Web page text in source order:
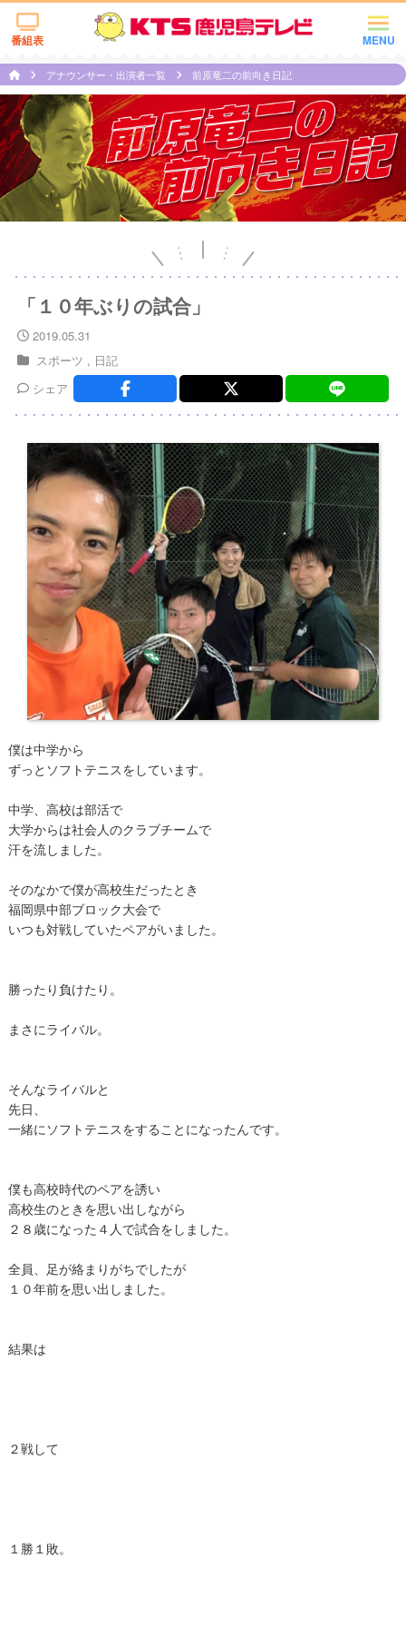
MENU
番組表
アナウンサー・出演者一覧 前原竜二の前向き日記
「１０年ぶりの試合」
2019.05.31
スポーツ
日記
シェア
僕は中学から
ずっとソフトテニスをしています。
中学、高校は部活で
大学からは社会人のクラブチームで
汗を流しました。
そのなかで僕が高校生だったとき
福岡県中部ブロック大会で
いつも対戦していたペアがいました。
勝ったり負けたり。
まさにライバル。
そんなライバルと
先日、
一緒にソフトテニスをすることになったんです。
僕も高校時代のペアを誘い
高校生のときを思い出しながら
２８歳になった４人で試合をしました。
全員、足が絡まりがちでしたが
１０年前を思い出しました。
結果は
２戦して
１勝１敗。